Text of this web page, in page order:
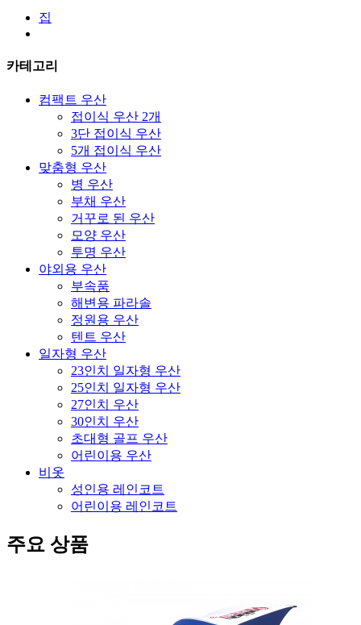
집
카테고리
컴팩트 우산
접이식 우산 2개
3단 접이식 우산
5개 접이식 우산
맞춤형 우산
병 우산
부채 우산
거꾸로 된 우산
모양 우산
투명 우산
야외용 우산
부속품
해변용 파라솔
정원용 우산
텐트 우산
일자형 우산
23인치 일자형 우산
25인치 일자형 우산
27인치 우산
30인치 우산
초대형 골프 우산
어린이용 우산
비옷
성인용 레인코트
어린이용 레인코트
주요 상품